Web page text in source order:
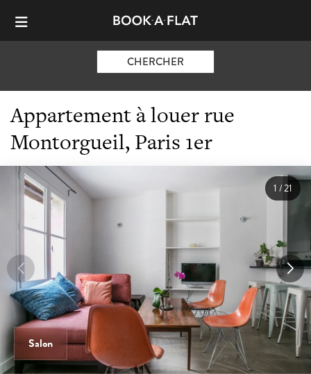
CHERCHER
Appartement à louer rue
Montorgueil, Paris 1er
Salon
1 /21